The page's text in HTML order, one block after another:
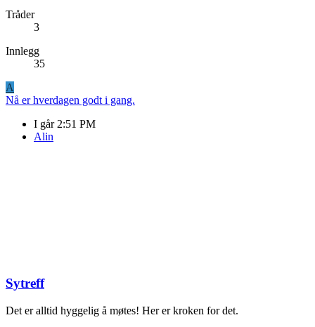
Tråder
3
Innlegg
35
A
Nå er hverdagen godt i gang.
I går 2:51 PM
Alin
Sytreff
Det er alltid hyggelig å møtes! Her er kroken for det.